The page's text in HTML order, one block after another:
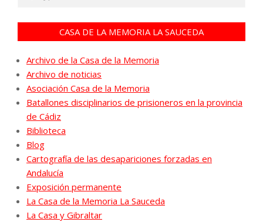
CASA DE LA MEMORIA LA SAUCEDA
Archivo de la Casa de la Memoria
Archivo de noticias
Asociación Casa de la Memoria
Batallones disciplinarios de prisioneros en la provincia
de Cádiz
Biblioteca
Blog
Cartografía de las desapariciones forzadas en
Andalucía
Exposición permanente
La Casa de la Memoria La Sauceda
La Casa y Gibraltar